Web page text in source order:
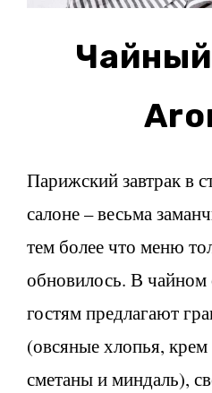
Парижский завтрак в
салоне – весьма
тем более что меню
обновилось. В чайном
гостям предлагают
(овсяные хлопья,
сметаны и миндаль),